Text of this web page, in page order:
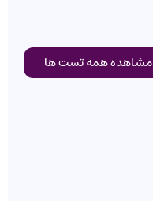
مشاهده همه تست ها